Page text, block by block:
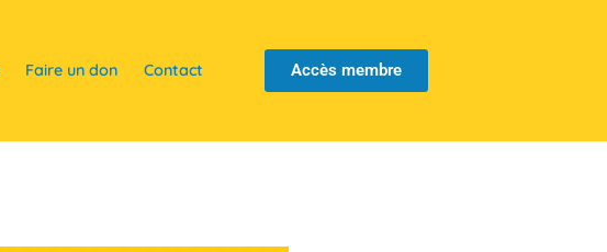
Faire un don Contact Accès membre